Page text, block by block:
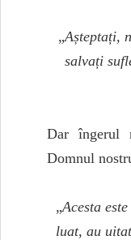
„Așteptați,
salvați
Dar îngerul
Domnul
„Acesta
luat, au